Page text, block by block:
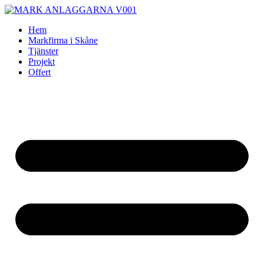
Skip
contentHem
Markfirma i Skåne
Tjänster
Projekt
Offert